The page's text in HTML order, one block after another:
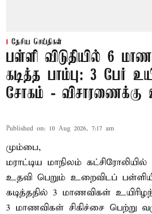
தேசிய செய்திகள்
பள்ளி விடுதியில் 6
கடித்த பாம்பு: 3 பேர்
சோகம் - விசாரணைக்கு
Published on: 10 Aug 2026, 7:17 am
மும்பை,
மராட்டிய மாநிலம்
உதவி பெறும் உறைவிடப்
கடித்ததில் 3 மாணவிகள்
3 மாணவிகள் சிகிச்சை பெற்று